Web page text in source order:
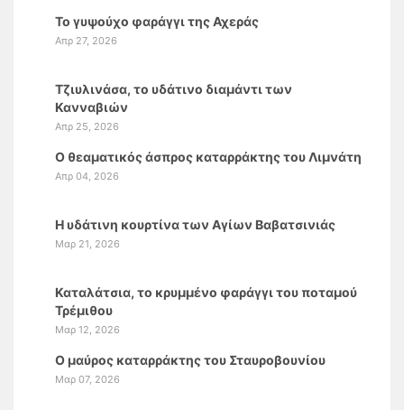
Το γυψούχο φαράγγι της Αχεράς
Απρ 27, 2026
Τζιυλινάσα, το υδάτινο διαμάντι των
Κανναβιών
Απρ 25, 2026
Ο θεαματικός άσπρος καταρράκτης του Λιμνάτη
Απρ 04, 2026
Η υδάτινη κουρτίνα των Αγίων Βαβατσινιάς
Μαρ 21, 2026
Καταλάτσια, το κρυμμένο φαράγγι του ποταμού
Τρέμιθου
Μαρ 12, 2026
Ο μαύρος καταρράκτης του Σταυροβουνίου
Μαρ 07, 2026